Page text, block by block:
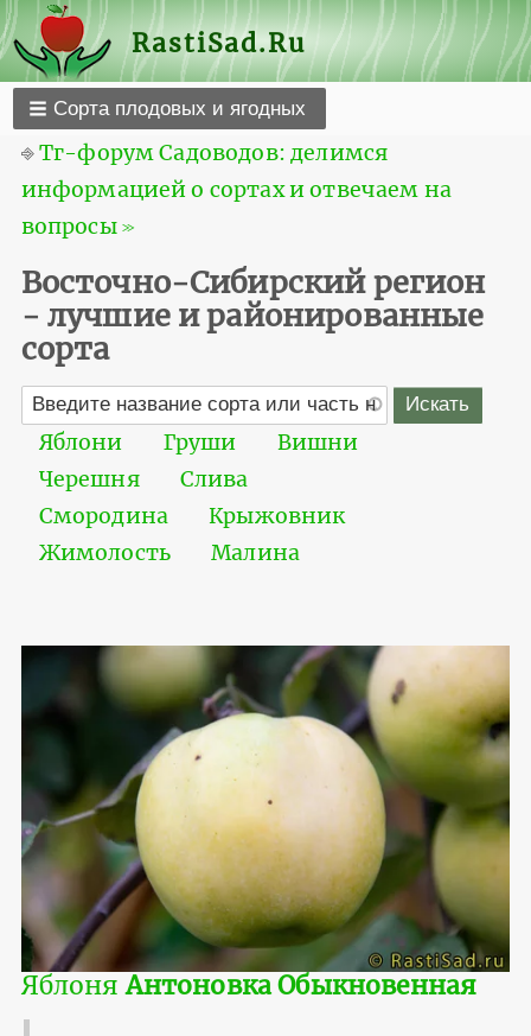
RastiSad.Ru
Сорта плодовых и ягодных
⎆Тг-форум Садоводов: делимся
информацией о сортах и отвечаем на
вопросы ≫
Восточно-Сибирский регион
- лучшие и районированные
сорта
Яблони Груши
Вишни
Черешня
Слива
Смородина
Крыжовник
Жимолость
Малина
ЯблоняАнтоновка Обыкновенная